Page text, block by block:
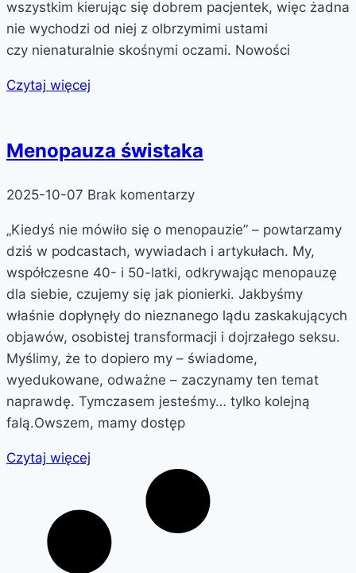
wszystkim kierując się dobrem pacjentek, więc żadna
nie wychodzi od niej z olbrzymimi ustami
czy nienaturalnie skośnymi oczami. Nowości
Czytaj więcej
Menopauza świstaka
2025-10-07 Brak komentarzy
„Kiedyś nie mówiło się o menopauzie” – powtarzamy
dziś w podcastach, wywiadach i artykułach. My,
współczesne 40- i 50-latki, odkrywając menopauzę
dla siebie, czujemy się jak pionierki. Jakbyśmy
właśnie dopłynęły do nieznanego lądu zaskakujących
objawów, osobistej transformacji i dojrzałego seksu.
Myślimy, że to dopiero my – świadome,
wyedukowane, odważne – zaczynamy ten temat
naprawdę. Tymczasem jesteśmy… tylko kolejną
falą.Owszem, mamy dostęp
Czytaj więcej